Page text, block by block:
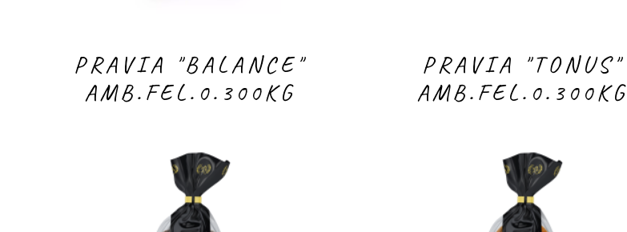
PRAVIA "BALANCE"
AMB.FEL.0.300KG
PRAVIA "TONUS"
AMB.FEL.0.300KG